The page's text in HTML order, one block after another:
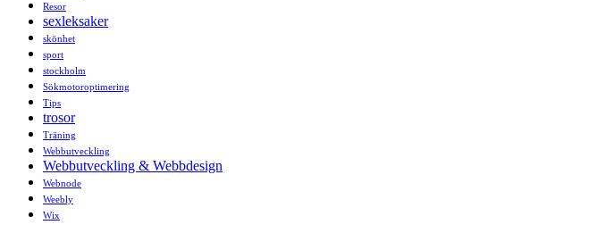
Resor
sexleksaker
skönhet
sport
stockholm
Sökmotoroptimering
Tips
trosor
Träning
Webbutveckling
Webbutveckling & Webbdesign
Webnode
Weebly
Wix